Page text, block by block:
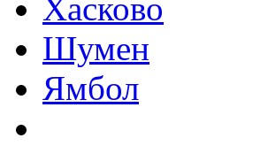
Хасково
Шумен
Ямбол